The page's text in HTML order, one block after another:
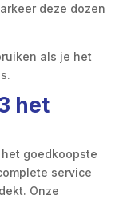
deze dozen
als je het
het
goedkoopste
service
Onze